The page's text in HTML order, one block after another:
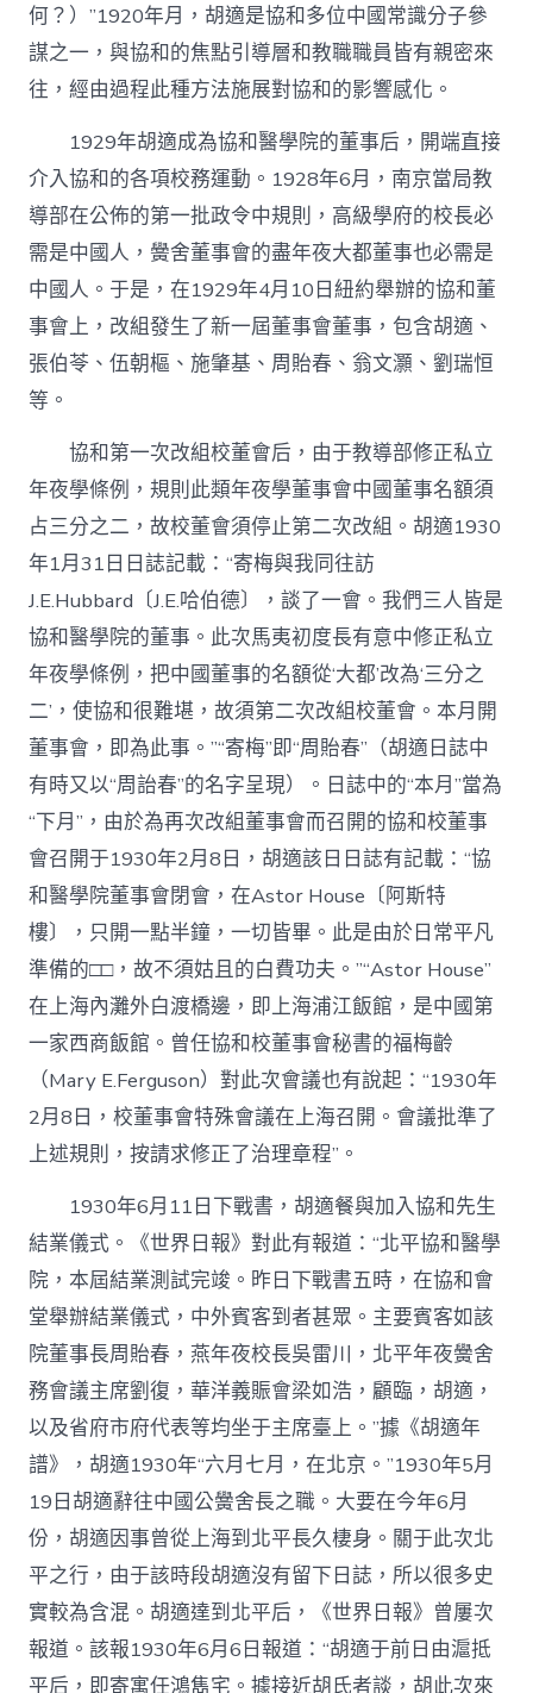
何？）”1920年月，胡適是協和多位中國常識分子參
謀之一，與協和的焦點引導層和教職職員皆有親密來
往，經由過程此種方法施展對協和的影響感化。
1929年胡適成為協和醫學院的董事后，開端直接
介入協和的各項校務運動。1928年6月，南京當局教
導部在公佈的第一批政令中規則，高級學府的校長必
需是中國人，黌舍董事會的盡年夜大都董事也必需是
中國人。于是，在1929年4月10日紐約舉辦的協和董
事會上，改組發生了新一屆董事會董事，包含胡適、
張伯苓、伍朝樞、施肇基、周貽春、翁文灝、劉瑞恒
等。
協和第一次改組校董會后，由于教導部修正私立
年夜學條例，規則此類年夜學董事會中國董事名額須
占三分之二，故校董會須停止第二次改組。胡適1930
年1月31日日誌記載：“寄梅與我同往訪
J.E.Hubbard〔J.E.哈伯德〕，談了一會。我們三人皆是
協和醫學院的董事。此次馬夷初度長有意中修正私立
年夜學條例，把中國董事的名額從‘大都’改為‘三分之
二’，使協和很難堪，故須第二次改組校董會。本月開
董事會，即為此事。”“寄梅”即“周貽春”（胡適日誌中
有時又以“周詒春”的名字呈現）。日誌中的“本月”當為
“下月”，由於為再次改組董事會而召開的協和校董事
會召開于1930年2月8日，胡適該日日誌有記載：“協
和醫學院董事會閉會，在Astor House〔阿斯特
樓〕，只開一點半鐘，一切皆畢。此是由於日常平凡
準備的□□，故不須姑且的白費功夫。”“Astor House”
在上海內灘外白渡橋邊，即上海浦江飯館，是中國第
一家西商飯館。曾任協和校董事會秘書的福梅齡
（Mary E.Ferguson）對此次會議也有說起：“1930年
2月8日，校董事會特殊會議在上海召開。會議批準了
上述規則，按請求修正了治理章程”。
1930年6月11日下戰書，胡適餐與加入協和先生
結業儀式。《世界日報》對此有報道：“北平協和醫學
院，本屆結業測試完竣。昨日下戰書五時，在協和會
堂舉辦結業儀式，中外賓客到者甚眾。主要賓客如該
院董事長周貽春，燕年夜校長吳雷川，北平年夜黌舍
務會議主席劉復，華洋義賑會梁如浩，顧臨，胡適，
以及省府市府代表等均坐于主席臺上。”據《胡適年
譜》，胡適1930年“六月七月，在北京。”1930年5月
19日胡適辭往中國公黌舍長之職。大要在今年6月
份，胡適因事曾從上海到北平長久棲身。關于此次北
平之行，由于該時段胡適沒有留下日誌，所以很多史
實較為含混。胡適達到北平后，《世界日報》曾屢次
報道。該報1930年6月6日報道：“胡適于前日由滬抵
平后，即寄寓任鴻雋宅。據接近胡氏者談，胡此次來